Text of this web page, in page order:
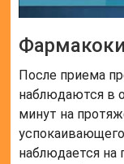
После приема
наблюдаются в
минут на
наблюдается на